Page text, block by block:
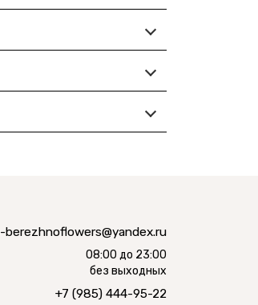
berezhnoflowers@yandex.ru
08:00 до 23:00
без выходных
+7 (985) 444-95-22